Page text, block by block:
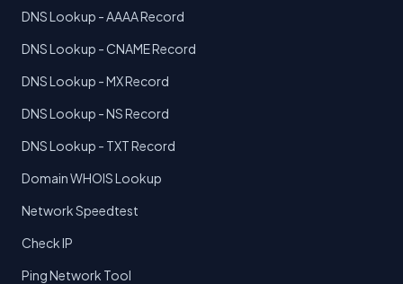
DNS Lookup - AAAA Record
DNS Lookup - CNAME Record
DNS Lookup - MX Record
DNS Lookup - NS Record
DNS Lookup - TXT Record
Domain WHOIS Lookup
Network Speedtest
Check IP
Ping Network Tool